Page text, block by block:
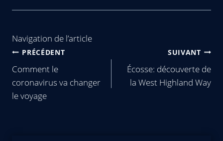
Navigation de l’article
PRÉCÉDENT
Comment le
coronavirus va changer
le voyage
SUIVANT
Écosse: découverte de
la West Highland Way